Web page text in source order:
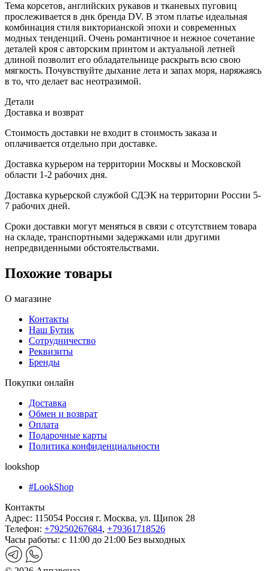
Тема корсетов, английских рукавов и тканевых пуговиц
прослеживается в днк бренда DV. В этом платье идеальная
комбинация стиля викторианской эпохи и современных
модных тенденций. Очень романтичное и нежное сочетание
деталей кроя с авторским принтом и актуальной летней
длиной позволит его обладательнице раскрыть всю свою
мягкость. Почувствуйте дыхание лета и запах моря, наряжаясь
в то, что делает вас неотразимой.
Детали
Доставка и возврат
Стоимость доставки не входит в стоимость заказа и
оплачивается отдельно при доставке.
Доставка курьером на территории Москвы и Московской
области 1-2 рабочих дня.
Доставка курьерской службой СДЭК на территории России 5-
7 рабочих дней.
Сроки доставки могут меняться в связи с отсутствием товара
на складе, транспортными задержками или другими
непредвиденными обстоятельствами.
Похожие товары
О магазине
Контакты
Наш Бутик
Сотрудничество
Реквизиты
Бренды
Покупки онлайн
Доставка
Обмен и возврат
Оплата
Подарочные карты
Политика конфиденциальности
lookshop
#LookShop
Контакты
Адрес: 115054 Россия г. Москва, ул. Щипок 28
Телефон: +79250267684, +79361718526
Часы работы: с 11:00 до 21:00 Без выходных